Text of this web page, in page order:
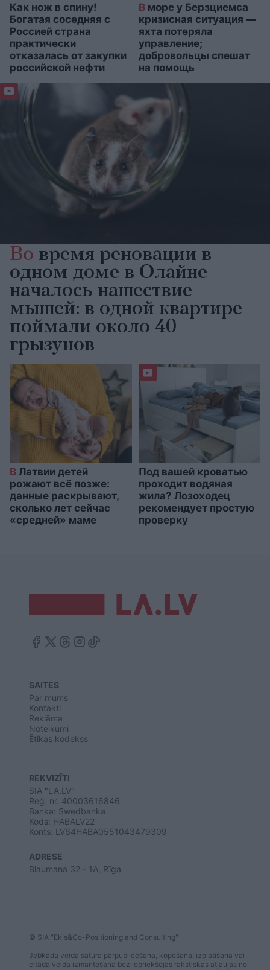
Как нож в спину!
Богатая соседняя с
Россией страна
практически
отказалась от закупки
российской нефти
Вморе у Берзциемса
кризисная ситуация —
яхта потеряла
управление;
добровольцы спешат
на помощь
Во время реновации в
одном доме в Олайне
началось нашествие
мышей: в одной квартире
поймали около 40
грызунов
В Латвии детей
рожают всё позже:
данные раскрывают,
сколько лет сейчас
«средней» маме
Под вашей кроватью
проходит водяная
жила? Лозоходец
рекомендует простую
проверку
SAITES
Par mums
Kontakti
Reklāma
Noteikumi
Ētikas kodekss
REKVIZĪTI
SIA "LA.LV"
Reģ. nr. 40003616846
Banka: Swedbanka
Kods: HABALV22
Konts: LV64HABA0551043479309
ADRESE
Blaumaņa 32 - 1A, Rīga
© SIA "Ekis&Co-Positioning and Consulting"
Jebkāda veida satura pārpublicēšana, kopēšana, izplatīšana vai
citāda veida izmantošana bez iepriekšējas rakstiskas atļaujas no